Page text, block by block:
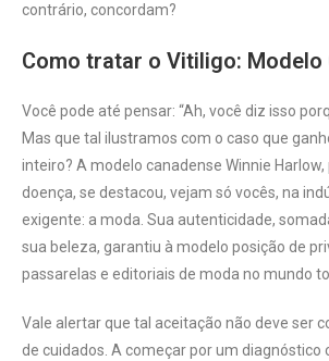
contrário, concordam?
Como tratar o Vitiligo: Modelo
Você pode até pensar: “Ah, você diz isso
Mas que tal ilustramos com o caso que
inteiro? A modelo canadense Winnie
doença, se destacou, vejam só vocês, na
exigente: a moda. Sua autenticidade,
sua beleza, garantiu à modelo posição de
passarelas e editoriais de moda no mundo
Vale alertar que tal aceitação não deve ser
de cuidados. A começar por um diagnóstico